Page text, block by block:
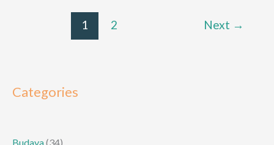
1 2 Next →
Categories
Budaya(34)